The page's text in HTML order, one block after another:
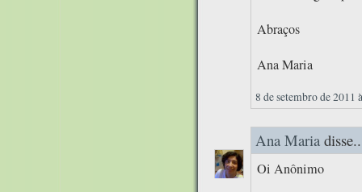
Abraços
Ana Maria
8 de setembro de 2011
Ana Maria
Oi Anônimo